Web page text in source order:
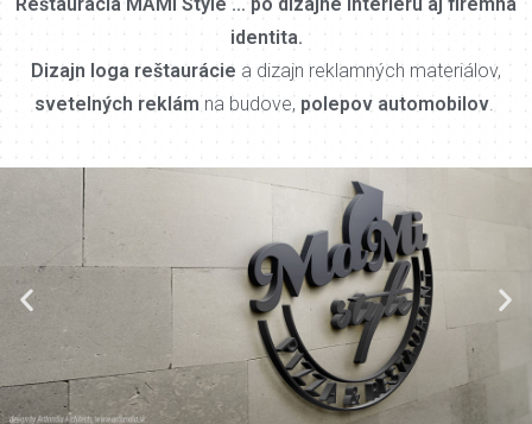
identita.
Dizajn loga reštaurácie a dizajn reklamných materiálov,
svetelných reklámna budove, polepov automobilov.